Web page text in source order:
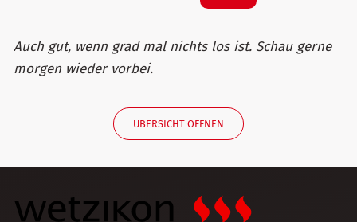
Auch gut, wenn grad mal nichts los ist. Schau gerne
morgen wieder vorbei.
ÜBERSICHT ÖFFNEN